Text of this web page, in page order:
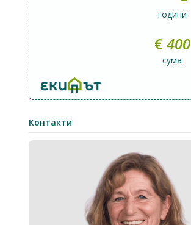
години
€400
сума
Контакти